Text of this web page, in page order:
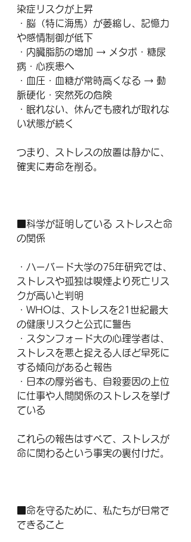
染症リスクが上昇
・脳（特に海馬）が萎縮し、記憶力
や感情制御が低下
・内臓脂肪の増加 → メタボ・糖尿
病・心疾患へ
・血圧・血糖が常時高くなる → 動
脈硬化・突然死の危険
・眠れない、休んでも疲れが取れな
い状態が続く
つまり、ストレスの放置は静かに、
確実に寿命を削る。
■科学が証明している ストレスと命
の関係
・ハーバード大学の75年研究では、
ストレスや孤独は喫煙より死亡リス
クが高いと判明
・WHOは、ストレスを21世紀最大
の健康リスクと公式に警告
・スタンフォード大の心理学者は、
ストレスを悪と捉える人ほど早死に
する傾向があると報告
・日本の厚労省も、自殺要因の上位
に仕事や人間関係のストレスを挙げ
ている
これらの報告はすべて、ストレスが
命に関わるという事実の裏付けだ。
■命を守るために、私たちが日常で
できること